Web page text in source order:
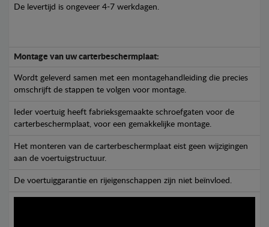
De levertijd is ongeveer 4-7 werkdagen.
Montage van uw carterbeschermplaat:
Wordt geleverd samen met een montagehandleiding die precies
omschrijft de stappen te volgen voor montage.
Ieder voertuig heeft fabrieksgemaakte schroefgaten voor de
carterbeschermplaat, voor een gemakkelijke montage.
Het monteren van de carterbeschermplaat eist geen wijzigingen
aan de voertuigstructuur.
De voertuiggarantie en rijeigenschappen zijn niet beïnvloed.